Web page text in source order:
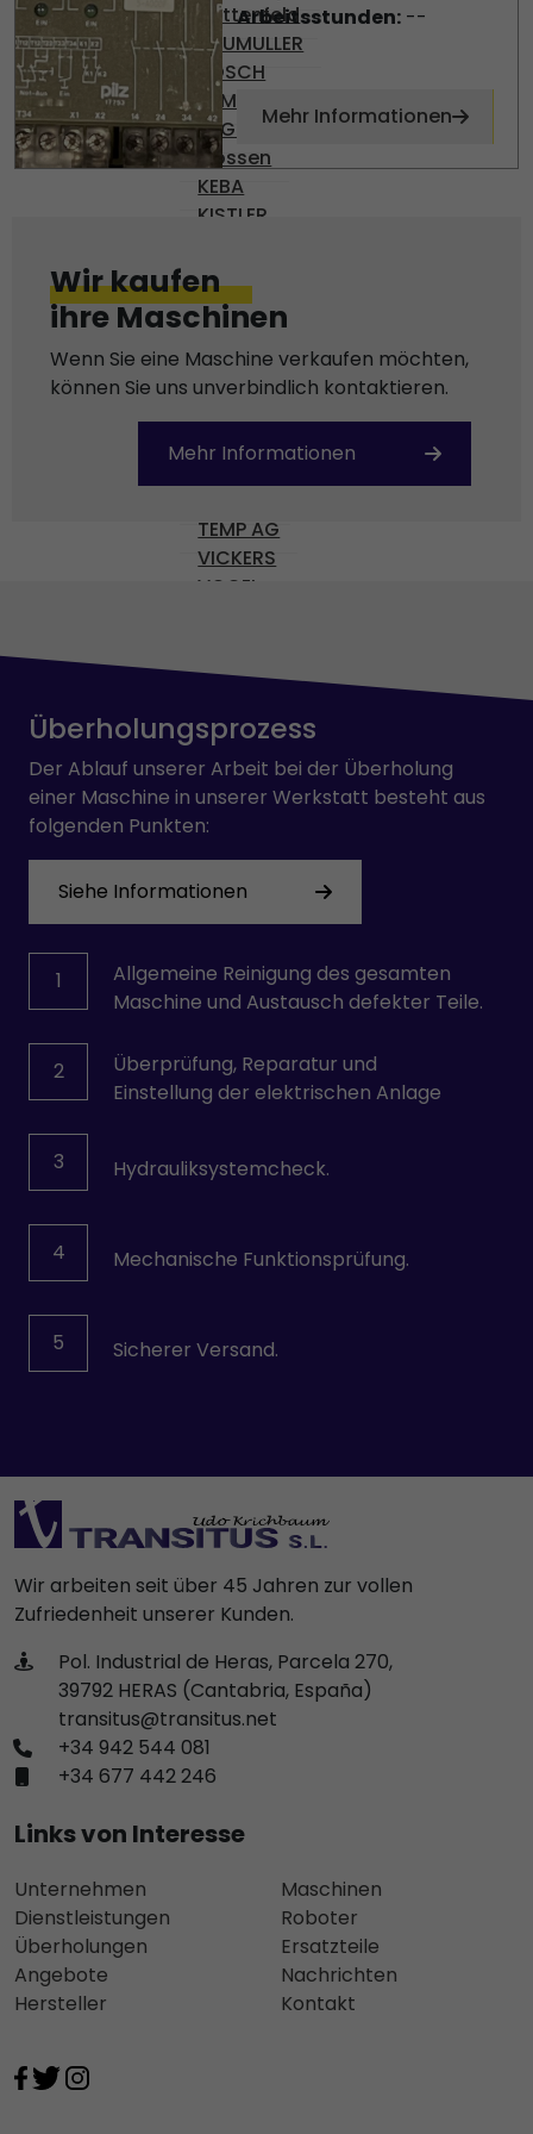
Battenfeld
BAUMULLER
BOSCH
DEMAG
ENGEL
Gossen
KEBA
KISTLER
OMRON
PHILIPS
REXROTH
SCHROFF
SEPRO
SICK
SIEMENS
TEMP AG
VICKERS
VOGEL
Arbeitsstunden:--
Mehr Informationen
Wir kaufen
ihre Maschinen
Wenn Sie eine Maschine verkaufen möchten,
können Sie uns unverbindlich kontaktieren.
Mehr Informationen
Überholungsprozess
Der Ablauf unserer Arbeit bei der Überholung
einer Maschine in unserer Werkstatt besteht aus
folgenden Punkten:
Siehe Informationen
1
Allgemeine Reinigung des gesamten
Maschine und Austausch defekter Teile.
2
Überprüfung, Reparatur und
Einstellung der elektrischen Anlage
3 Hydrauliksystemcheck.
4 Mechanische Funktionsprüfung.
5 Sicherer Versand.
Wir arbeiten seit über 45 Jahren zur vollen
Zufriedenheit unserer Kunden.
Pol. Industrial de Heras, Parcela 270,
39792 HERAS (Cantabria, España)
transitus@transitus.net
+34 942 544 081
+34 677 442 246
Links von Interesse
Unternehmen
Dienstleistungen
Überholungen
Angebote
Hersteller
Maschinen
Roboter
Ersatzteile
Nachrichten
Kontakt